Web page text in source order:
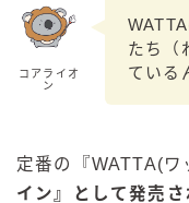
コアライオ
ン
たち（
ている
定番の『WATTA(ワ
イン』として発売さ